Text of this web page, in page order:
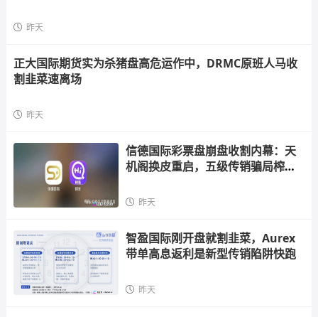
昨天
正大国际期货实为杀猪盘高危运作中，DRMC原班人马收
割韭菜速离场
昨天
信德国际彩票盘崩盘收割内幕：天
机阁换皮重启，五级传销骗局榨干
昨天
智盈国际刚开盘就割韭菜，Aurex
带单高息返利是新型传销陷阱快跑
昨天